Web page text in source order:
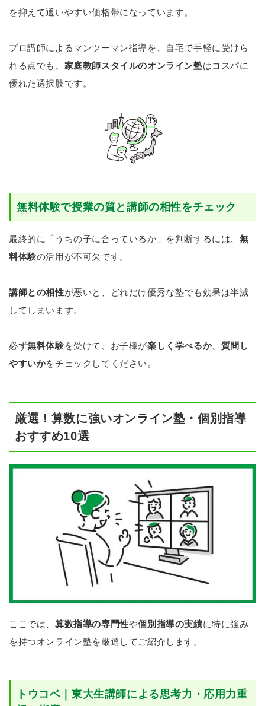
を抑えて通いやすい価格帯になっています。
プロ講師によるマンツーマン指導を、自宅で手軽に受けら
れる点でも、 家庭教師スタイルのオンライン塾はコスパに
優れた選択肢です。
無料体験で授業の質と講師の相性をチェック
最終的に「うちの子に合っているか」を判断するには、無
料体験の活用が不可欠です。
講師との相性が悪いと、どれだけ優秀な塾でも効果は半減
してしまいます。
必ず無料体験を受けて、お子様が楽しく学べるか、 質問し
やすいかをチェックしてください。
厳選！算数に強いオンライン塾・個別指導
おすすめ10選
ここでは、 算数指導の専門性や個別指導の実績に特に強み
を持つオンライン塾を厳選してご紹介します。
トウコベ｜東大生講師による思考力・応用力重